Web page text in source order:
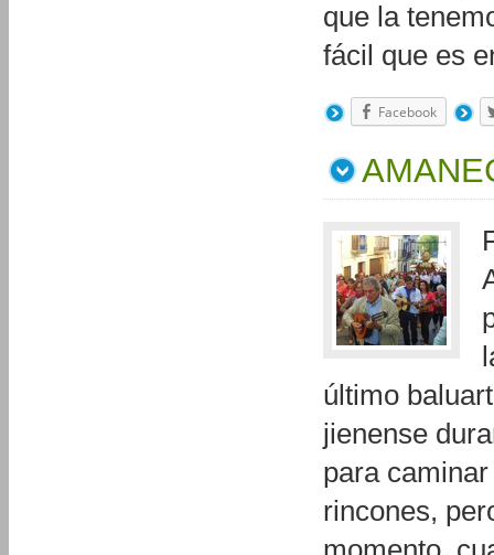
que la
fácil que es
Facebook
último
jienense
para
rincones,